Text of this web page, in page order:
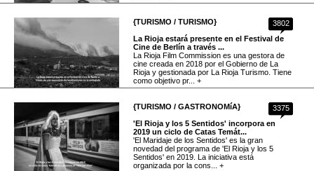
3802
{TURISMO / TURISMO}
La Rioja estará presente en el Festival de
Cine de Berlín a través ...
La Rioja Film Commission es una gestora de
cine creada en 2018 por el Gobierno de La
Rioja y gestionada por La Rioja Turismo. Tiene
como objetivo pr... +
3375
{TURISMO / GASTRONOMíA}
'El Rioja y los 5 Sentidos' incorpora en
2019 un ciclo de Catas Temát...
'El Maridaje de los Sentidos' es la gran
novedad del programa de 'El Rioja y los 5
Sentidos' en 2019. La iniciativa está
organizada por la cons... +